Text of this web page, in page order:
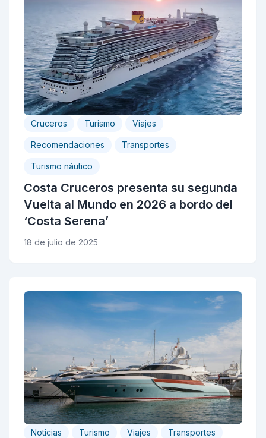
Cruceros Turismo Viajes
Recomendaciones Transportes
Turismo náutico
Costa Cruceros presenta su segunda
Vuelta al Mundo en 2026 a bordo del
‘Costa Serena’
18 de julio de 2025
Noticias Turismo Viajes Transportes